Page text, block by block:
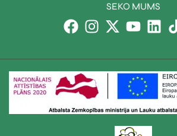
SEKO MUMS